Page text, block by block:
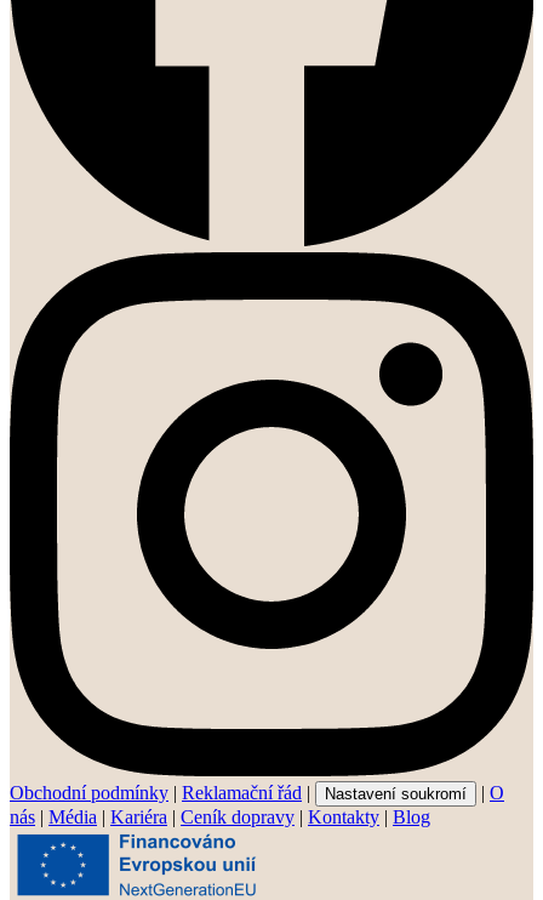
Obchodní podmínky | Reklamační řád | Nastavení soukromí | O
nás | Média | Kariéra | Ceník dopravy | Kontakty | Blog